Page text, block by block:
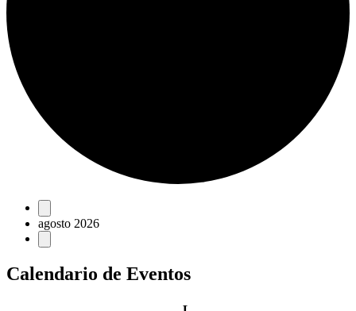
Eventos
agosto 2026
Calendario de Eventos